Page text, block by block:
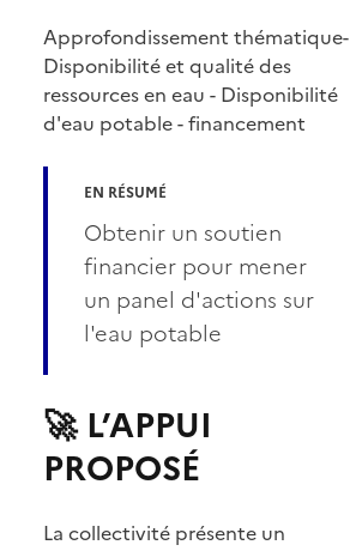
Approfondissement thématique-
Disponibilité et qualité des
ressources en eau - Disponibilité
d'eau potable - financement
EN RÉSUMÉ
Obtenir un soutien
financier pour mener
un panel d'actions sur
l'eau potable
🚀 L’APPUI
PROPOSÉ
La collectivité présente un